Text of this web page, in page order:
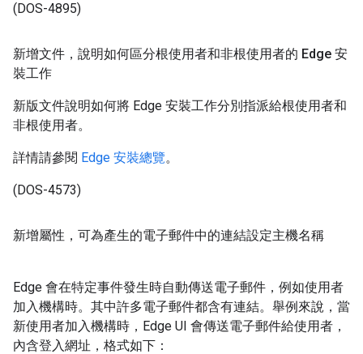
(DOS-4895)
新增文件，說明如何區分根使用者和非根使用者的 Edge 安
裝工作
新版文件說明如何將 Edge 安裝工作分別指派給根使用者和
非根使用者。
詳情請參閱 Edge 安裝總覽。
(DOS-4573)
新增屬性，可為產生的電子郵件中的連結設定主機名稱
Edge 會在特定事件發生時自動傳送電子郵件，例如使用者
加入機構時。其中許多電子郵件都含有連結。舉例來說，當
新使用者加入機構時，Edge UI 會傳送電子郵件給使用者，
內含登入網址，格式如下：